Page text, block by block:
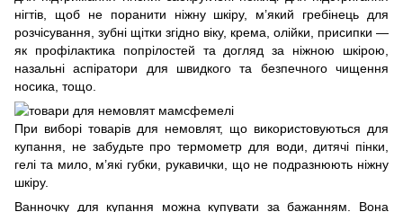
нігтів, щоб не поранити ніжну шкіру, м’який гребінець для
розчісування, зубні щітки згідно віку, крема, олійки, присипки —
як профілактика попрілостей та догляд за ніжною шкірою,
назальні аспіратори для швидкого та безпечного чищення
носика, тощо.
При виборі товарів для немовлят, що використовуються для
купання, не забудьте про термометр для води, дитячі пінки,
гелі та мило, м’які губки, рукавички, що не подразнюють ніжну
шкіру.
Ванночку для купання можна купувати за бажанням. Вона